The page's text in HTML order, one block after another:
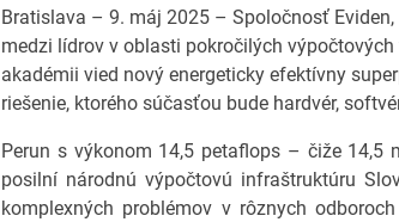
Bratislava – 9. máj 2025 – Spoločnosť
medzi lídrov v oblasti pokročilých
akadémii vied nový energeticky efektívny
riešenie, ktorého súčasťou bude hardvér,
Perun s výkonom 14,5 petaflops – čiže
posilní národnú výpočtovú infraštruktúru
komplexných problémov v rôznych